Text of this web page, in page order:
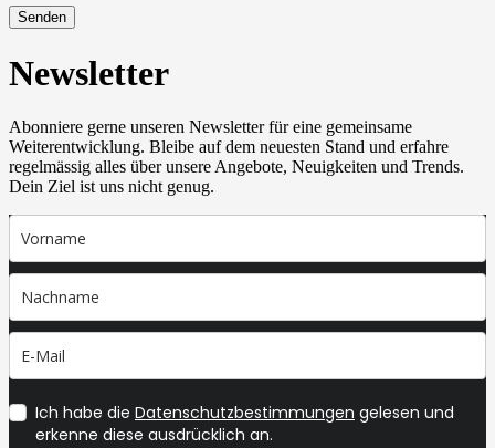
Senden
Newsletter
Abonniere gerne unseren Newsletter für eine gemeinsame
Weiterentwicklung. Bleibe auf dem neuesten Stand und erfahre
regelmässig alles über unsere Angebote, Neuigkeiten und Trends.
Dein Ziel ist uns nicht genug.
Ich habe die Datenschutzbestimmungen gelesen und
erkenne diese ausdrücklich an.